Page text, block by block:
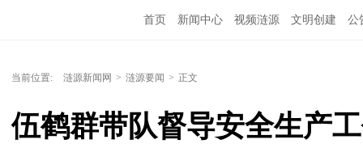
首页 新闻中心 视频涟源 文明创建 公
当前位置: 涟源新闻网 > 涟源要闻 > 正文
伍鹤群带队督导安全生产